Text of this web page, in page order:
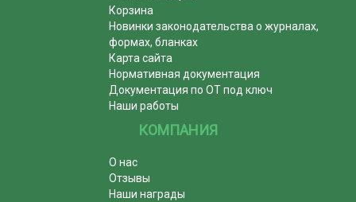
Корзина
Новинки законодательства о журналах,
формах, бланках
Карта сайта
Нормативная документация
Документация по ОТ под ключ
Наши работы
КОМПАНИЯ
О нас
Отзывы
Наши награды